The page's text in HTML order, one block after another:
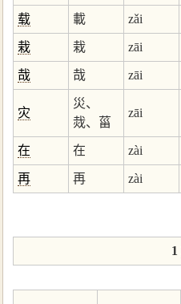
载 載 zǎi
栽 栽 zāi
哉 哉 zāi
灾
災、
烖、菑
zāi
在 在 zài
再 再 zài
1